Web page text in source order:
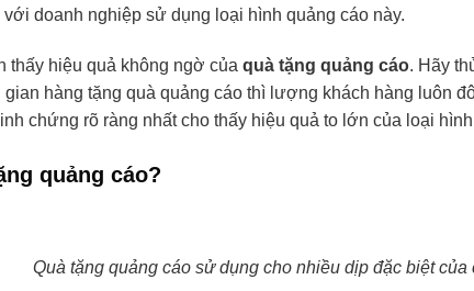
doanh nghiệp sử dụng loại hình quảng cáo này.
thấy hiệu quả không ngờ của quà tặng quảng cáo. Hãy
hàng tặng quà quảng cáo thì lượng khách hàng luôn
chứng rõ ràng nhất cho thấy hiệu quả to lớn của loại
quảng cáo?
Quà tặng quảng cáo sử dụng cho nhiều dịp đặc biệt của